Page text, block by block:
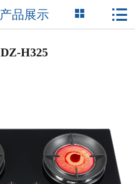
网站首页
成功案例
技术支持
产品展示  
DZ-H325